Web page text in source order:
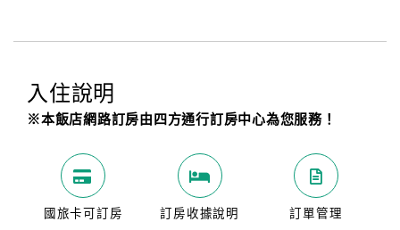
入住說明
※本飯店網路訂房由四方通行訂房中心為您服務！
國旅卡可訂房 訂房收據說明 訂單管理